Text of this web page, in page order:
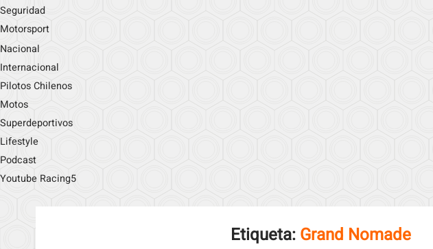
Seguridad
Motorsport
Nacional
Internacional
Pilotos Chilenos
Motos
Superdeportivos
Lifestyle
Podcast
Youtube Racing5
Etiqueta: Grand Nomade